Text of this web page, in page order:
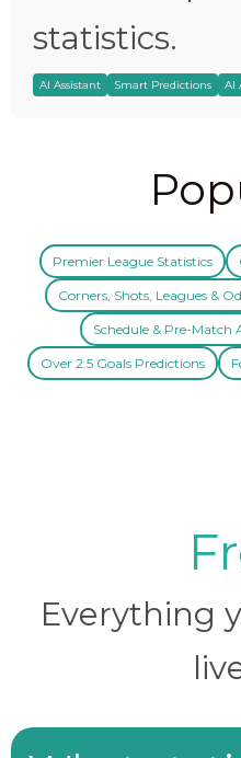
statistics.
AI Assistant Smart Predictions AI
Premier League Statistics
Corners, Shots, Leagues &
Schedule & Pre-Match
Over 2.5 Goals Predictions
Everything